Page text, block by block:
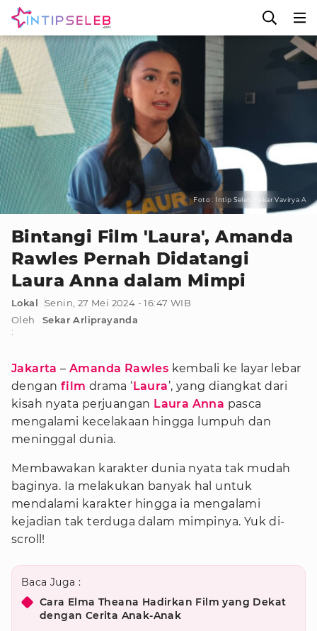
Foto : Intip Seleb/Sekar Vavirya A
Bintangi Film 'Laura', Amanda
Rawles Pernah Didatangi
Laura Anna dalam Mimpi
Lokal
Senin, 27 Mei 2024 - 16:47 WIB
Oleh
:
Sekar Arliprayanda
Jakarta –Amanda Rawles kembali ke layar lebar
dengan film drama ‘Laura’, yang diangkat dari
kisah nyata perjuangan Laura Anna pasca
mengalami kecelakaan hingga lumpuh dan
meninggal dunia.
Membawakan karakter dunia nyata tak mudah
baginya. Ia melakukan banyak hal untuk
mendalami karakter hingga ia mengalami
kejadian tak terduga dalam mimpinya. Yuk di-
scroll!
Baca Juga :
Cara Elma Theana Hadirkan Film yang Dekat
dengan Cerita Anak-Anak